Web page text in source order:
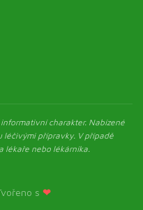
charakter. Nabízené
léčivými přípravky. V případě
lékaře nebo lékárníka.
s ❤